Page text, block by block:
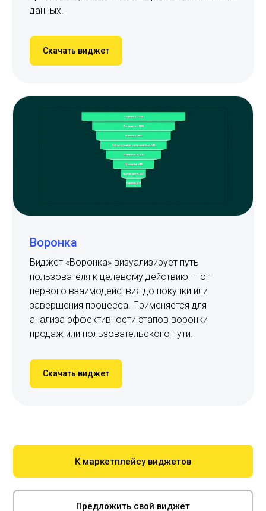
данных.
Скачать виджет
Воронка
Виджет «Воронка» визуализирует путь
пользователя к целевому действию — от
первого взаимодействия до покупки или
завершения процесса. Применяется для
анализа эффективности этапов воронки
продаж или пользовательского пути.
Скачать виджет
К маркетплейсу виджетов
Предложить свой виджет